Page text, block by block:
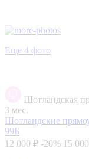
Еще 4 фото
Шотландская
3 мес.
Шотландские
99Б
12 000 ₽ -20% 15